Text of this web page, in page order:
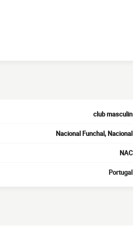
club masculin
Nacional Funchal, Nacional
NAC
Portugal